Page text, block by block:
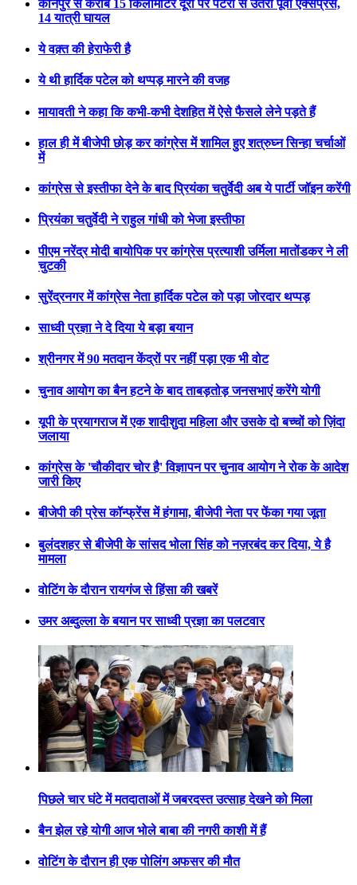
कानपुर से करीब 15 किलोमीटर दूरी पर पटरी से उतरी पूर्वा एक्सप्रेस,
14 यात्री घायल
ये वक़्त की हेराफेरी है
ये थी हार्दिक पटेल को थप्पड़ मारने की वजह
मायावती ने कहा कि कभी-कभी देशहित में ऐसे फैसले लेने पड़ते हैं
हाल ही में बीजेपी छोड़ कर कांग्रेस में शामिल हुए शत्रुघ्न सिन्हा चर्चाओं
में
कांग्रेस से इस्तीफा देने के बाद प्रियंका चतुर्वेदी अब ये पार्टी जॉइन करेंगी
प्रियंका चतुर्वेदी ने राहुल गांधी को भेजा इस्तीफा
पीएम नरेंद्र मोदी बायोपिक पर कांग्रेस प्रत्याशी उर्मिला मातोंडकर ने ली
चुटकी
सुरेंद्रनगर में कांग्रेस नेता हार्दिक पटेल को पड़ा जोरदार थप्पड़
साध्वी प्रज्ञा ने दे दिया ये बड़ा बयान
श्रीनगर में 90 मतदान केंद्रों पर नहीं पड़ा एक भी वोट
चुनाव आयोग का बैन हटने के बाद ताबड़तोड़ जनसभाएं करेंगे योगी
यूपी के प्रयागराज में एक शादीशुदा महिला और उसके दो बच्चों को ज़िंदा
जलाया
कांग्रेस के 'चौकीदार चोर है' विज्ञापन पर चुनाव आयोग ने रोक के आदेश
जारी किए
बीजेपी की प्रेस कॉन्फ्रेंस में हंगामा, बीजेपी नेता पर फेंका गया जूता
बुलंदशहर से बीजेपी के सांसद भोला सिंह को नज़रबंद कर दिया, ये है
मामला
वोटिंग के दौरान रायगंज से हिंसा की खबरें
उमर अब्दुल्ला के बयान पर साध्वी प्रज्ञा का पलटवार
पिछले चार घंटे में मतदाताओं में जबरदस्त उत्साह देखने को मिला
बैन झेल रहे योगी आज भोले बाबा की नगरी काशी में हैं
वोटिंग के दौरान ही एक पोलिंग अफसर की मौत